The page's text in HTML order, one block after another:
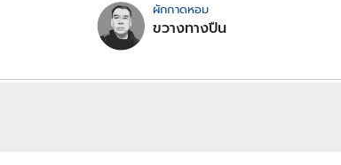
ผักกาดหอม
ขวางทางปืน